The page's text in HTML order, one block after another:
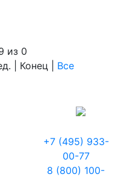
из 0
| Конец
Все
+7 (495) 933-
00-77
8 (800) 100-